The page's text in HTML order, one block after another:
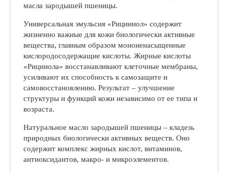
масла зародышей пшеницы.
Универсальная эмульсия «Рициниол» содержит
жизненно важные для кожи биологически активные
вещества, главным образом мононенасыщенные
кислородосодержащие кислоты. Жирные кислоты
«Рицниола» восстанавливают клеточные мембраны,
усиливают их способность к самозащите и
самовосстановлению. Результат – улучшение
структуры и функций кожи независимо от ее типа и
возраста.
Натуральное масло зародышей пшеницы – кладезь
природных биологически активных веществ. Оно
содержит комплекс жирных кислот, витаминов,
антиоксидантов, макро- и микроэлементов.